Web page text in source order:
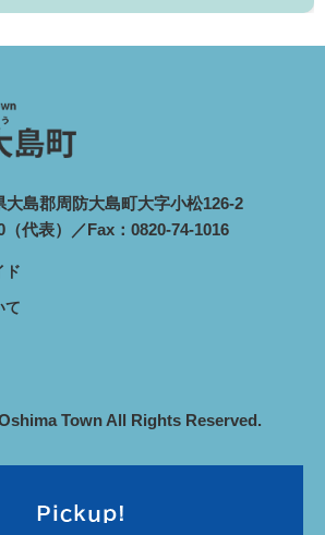
島郡周防大島町大字小松126-2
（代表）／Fax：0820-74-1016
ド
て
Town All Rights Reserved.